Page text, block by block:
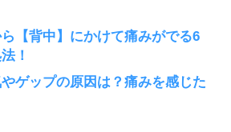
ら【背中】にかけて痛みがでる6
！
ゲップの原因は？痛みを感じた